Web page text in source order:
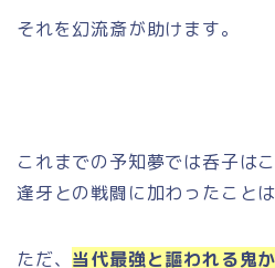
それを幻流斎が助けます。
これまでの予知夢では呑子は
逢牙との戦闘に加わったこと
ただ、 当代最強と謳われる鬼